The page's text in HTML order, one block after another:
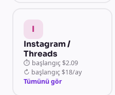
I
Instagram /
Threads
⏱ başlangıç $2.09
↻ başlangıç $18/ay
Tümünü gör